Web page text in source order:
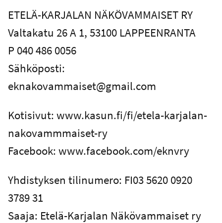
ETELÄ-KARJALAN NÄKÖVAMMAISET RY
Valtakatu 26 A 1, 53100 LAPPEENRANTA
P 040 486 0056
Sähköposti:
eknakovammaiset@gmail.com
Kotisivut: www.kasun.fi/fi/etela-karjalan-
nakovammmaiset-ry
Facebook: www.facebook.com/eknvry
Yhdistyksen tilinumero: FI03 5620 0920
3789 31
Saaja: Etelä-Karjalan Näkövammaiset ry